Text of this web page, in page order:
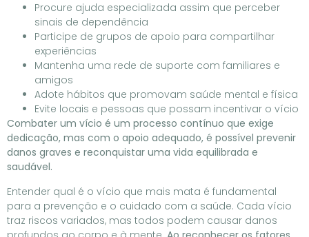
Procure ajuda especializada assim que perceber
sinais de dependência
Participe de grupos de apoio para compartilhar
experiências
Mantenha uma rede de suporte com familiares e
amigos
Adote hábitos que promovam saúde mental e física
Evite locais e pessoas que possam incentivar o vício
Combater um vício é um processo contínuo que exige
dedicação, mas com o apoio adequado, é possível prevenir
danos graves e reconquistar uma vida equilibrada e
saudável.
Entender qual é o vício que mais mata é fundamental
para a prevenção e o cuidado com a saúde. Cada vício
traz riscos variados, mas todos podem causar danos